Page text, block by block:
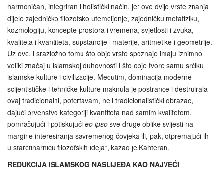
harmoničan, integriran i holistički način, jer ove dvije vrste znanja
dijele zajedničko filozofsko utemeljenje, zajedničku metafiziku,
kozmologiju, koncepte prostora i vremena, svjetlosti i zvuka,
kvaliteta i kvantiteta, supstancije i materije, aritmetike i geometrije.
Uz ovo, i srazložno tomu što obje vrste spoznaje imaju iznimno
veliki značaj u islamskoj duhovnosti i što obje tvore samu srčiku
islamske kulture i civilizacije. Međutim, dominacija moderne
scijentističke i tehničke kulture maknula je postrance i destruirala
ovaj tradicionalni, potcrtavam, ne i tradicionalistički obrazac,
dajući prvenstvo kategoriji kvantiteta nad samim kvalitetom,
pomračujući i potiskujući eo ipso sve druge oblike svijesti na
margine interesiranja savremenog čovjeka ili, pak, otpremajući ih
u staretinarnicu filozofskih ideja”, kazao je Kahteran.
REDUKCIJA ISLAMSKOG NASLIJEĐA KAO NAJVEĆI